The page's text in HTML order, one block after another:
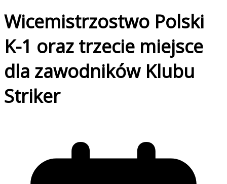
Wicemistrzostwo Polski
K-1 oraz trzecie miejsce
dla zawodników Klubu
Striker